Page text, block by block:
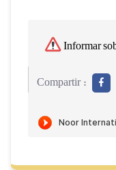
Informar
Compartir :